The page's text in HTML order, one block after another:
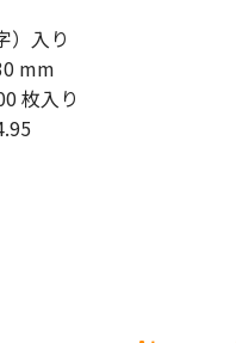
）入り
mm
枚入り